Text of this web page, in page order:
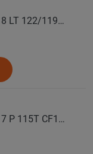
COMFORSER Автошина 265/65 R18 LT 122/119S CF1100 10PR RWL лето
COMFORSER Автошина 265/70 R17 P 115T CF1100 RWL лето